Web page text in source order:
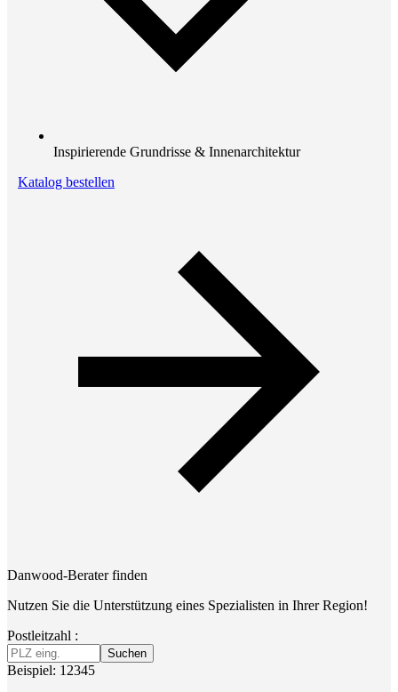
Inspirierende Grundrisse & Innenarchitektur
Katalog bestellen
Danwood-Berater finden
Nutzen Sie die Unterstützung eines Spezialisten in Ihrer Region!
Postleitzahl :
Suchen
Beispiel: 12345